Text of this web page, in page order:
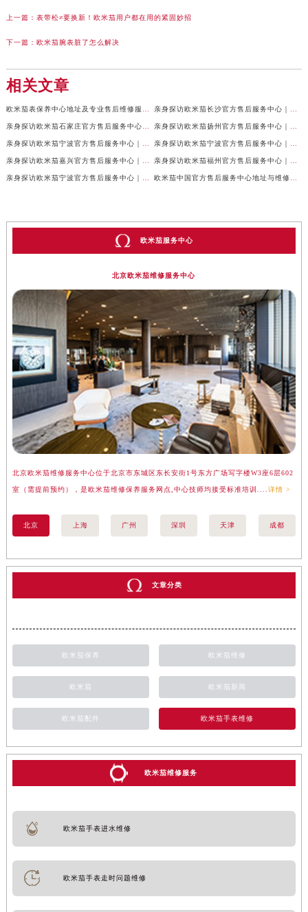
上一篇： 表带松≠要换新！欧米茄用户都在用的紧固妙招
下一篇： 欧米茄腕表脏了怎么解决
相关文章
欧米茄服务中心
北京欧米茄维修服务中心
北京欧米茄维修服务中心位于北京市东城区东长安街1号东方广场写字楼W3座6层602
室（需提前预约），是欧米茄维修保养服务网点,中心技师均接受标准培训.... 详情 >
北京 上海 广州 深圳 天津 成都
文章分类
欧米茄保养 欧米茄维修
欧米茄 欧米茄新闻
欧米茄配件 欧米茄手表维修
欧米茄维修服务
欧米茄手表进水维修
欧米茄手表走时问题维修